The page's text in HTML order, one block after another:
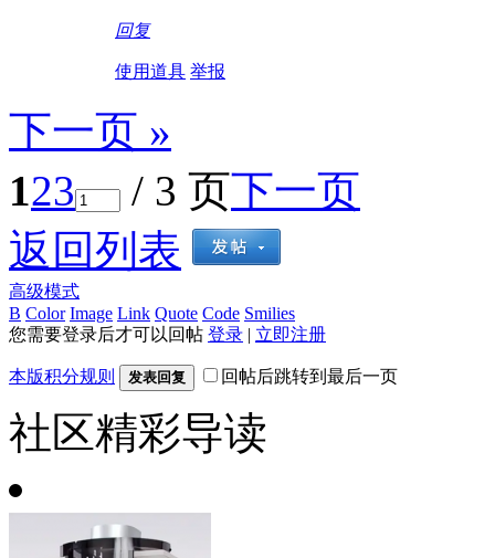
回复
使用道具 举报
下一页 »
123 / 3 页下一页
返回列表
高级模式
B Color Image Link Quote Code Smilies
您需要登录后才可以回帖 登录 | 立即注册
本版积分规则 发表回复 回帖后跳转到最后一页
社区精彩导读